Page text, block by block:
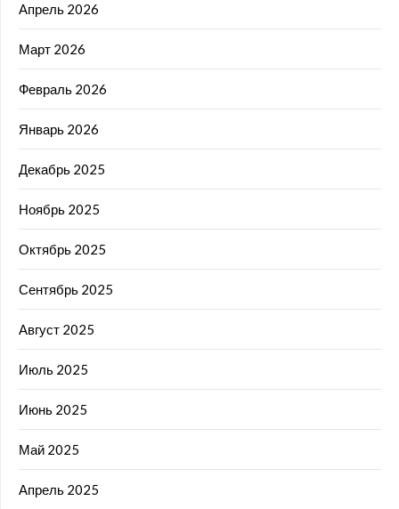
Апрель 2026
Март 2026
Февраль 2026
Январь 2026
Декабрь 2025
Ноябрь 2025
Октябрь 2025
Сентябрь 2025
Август 2025
Июль 2025
Июнь 2025
Май 2025
Апрель 2025